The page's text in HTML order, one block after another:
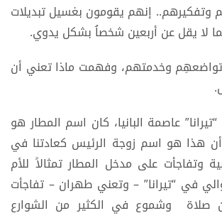
إنهم يقومون بغسيل تبديلات
لا يقل عن أربعين شخصاُ بشكل يدوي.
تواضعهِم وخدمتهم، وفهمت ماذا تعني أن
عاصمة البانيا، كان اسم المطار هو
أن هذا هو اسم زوجة الرئيس كعادتنا في
وتفاجأت على مدخل المطار تمثالاً للأم
في “تيرانا” – وتعني طهران – تفاجأت
صلاة وشموع في الكثير من الشوارع